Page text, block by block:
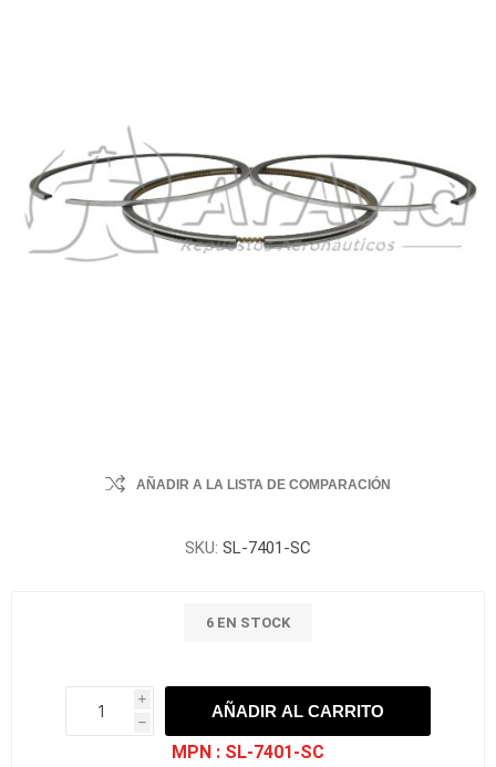
AÑADIR A LA LISTA DE COMPARACIÓN
SKU: SL-7401-SC
6 EN STOCK
i
h
h
AÑADIR AL CARRITO
MPN : SL-7401-SC